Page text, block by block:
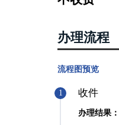
办理流程
流程图预览
1 收件
办理结果：